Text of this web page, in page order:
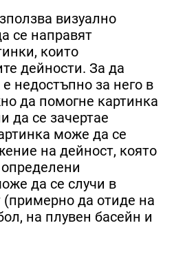
визуално
се направят
които
дейности. За да
недостъпно за него в
да помогне картинка
да се зачертае
може да се
на дейност, която
да се случи в
да отиде на
на плувен басейн и